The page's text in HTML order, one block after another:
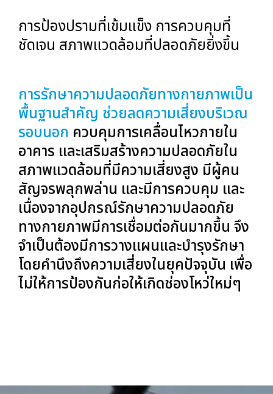
การป้องปรามที่เข้มแข็ง การควบคุมที่
ชัดเจน สภาพแวดล้อมที่ปลอดภัยยิ่งขึ้น
การรักษาความปลอดภัยทางกายภาพเป็น
พื้นฐานสำคัญ ช่วยลดความเสี่ยงบริเวณ
รอบนอก ควบคุมการเคลื่อนไหวภายใน
อาคาร และเสริมสร้างความปลอดภัยใน
สภาพแวดล้อมที่มีความเสี่ยงสูง มีผู้คน
สัญจรพลุกพล่าน และมีการควบคุม และ
เนื่องจากอุปกรณ์รักษาความปลอดภัย
ทางกายภาพมีการเชื่อมต่อกันมากขึ้น จึง
จำเป็นต้องมีการวางแผนและบำรุงรักษา
โดยคำนึงถึงความเสี่ยงในยุคปัจจุบัน เพื่อ
ไม่ให้การป้องกันก่อให้เกิดช่องโหว่ใหม่ๆ